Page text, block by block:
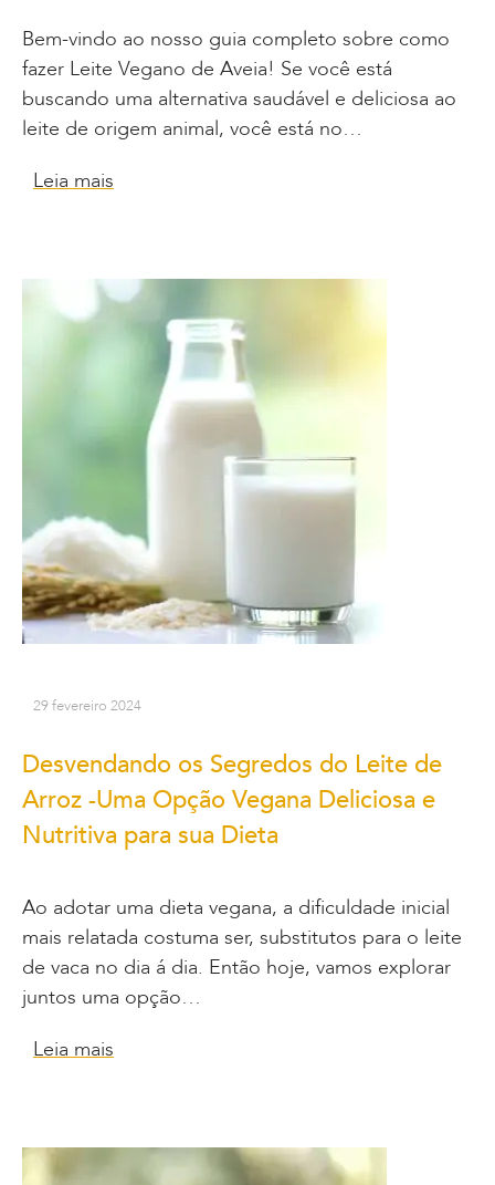
Bem-vindo ao nosso guia completo sobre como
fazer Leite Vegano de Aveia! Se você está
buscando uma alternativa saudável e deliciosa ao
leite de origem animal, você está no…
Leia mais
29 fevereiro 2024
Desvendando os Segredos do Leite de
Arroz -Uma Opção Vegana Deliciosa e
Nutritiva para sua Dieta
Ao adotar uma dieta vegana, a dificuldade inicial
mais relatada costuma ser, substitutos para o leite
de vaca no dia á dia. Então hoje, vamos explorar
juntos uma opção…
Leia mais